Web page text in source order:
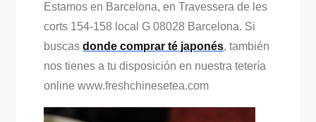
Estamos en Barcelona, en Travessera de les
corts 154-158 local G 08028 Barcelona. Si
buscasdonde comprar té japonés, también
nos tienes a tu disposición en nuestra tetería
online www.freshchinesetea.com